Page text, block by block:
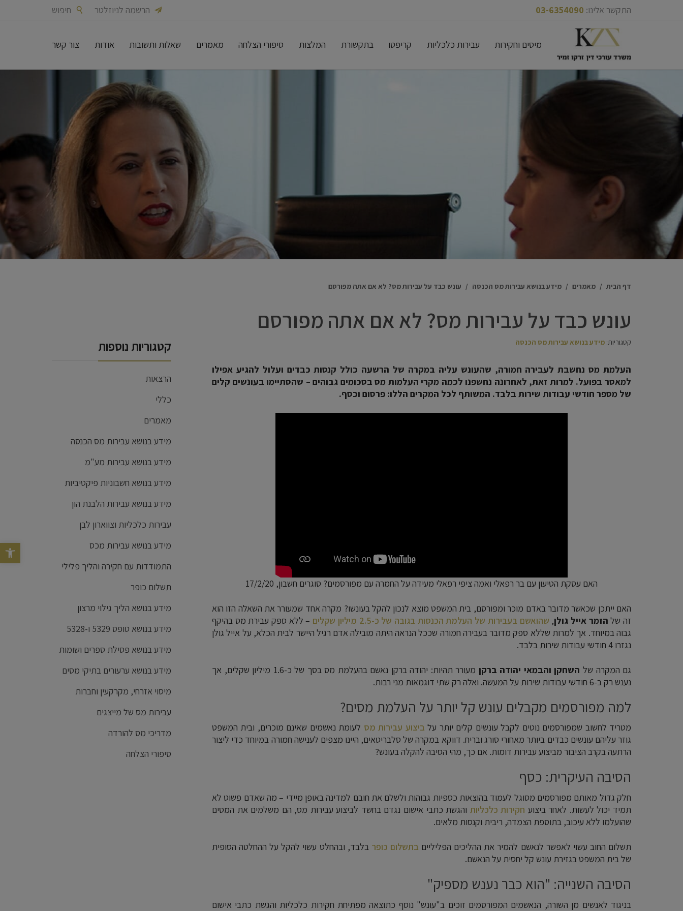
פתח סרגל
התקשר אלינו: 03-6354090
 הרשמה לניוזלטר  חיפוש
content
מיסים וחקירות עבירות כלכליות קריפטו בתקשורת המלצות סיפורי הצלחה מאמרים שאלות ותשובות אודות צור קשר
דף הבית / מאמרים / מידע בנושא עבירות מס הכנסה / עונש כבד על עבירות מס? לא אם אתה מפורסם
עונש כבד על עבירות מס? לא אם אתה מפורסם
קטגוריות: מידע בנושא עבירות מס הכנסה
העלמת מס נחשבת לעבירה חמורה, שהעונש עליה במקרה של הרשעה כולל קנסות כבדים ועלול להגיע אפילו
למאסר בפועל. למרות זאת, לאחרונה נחשפנו לכמה מקרי העלמות מס בסכומים גבוהים – שהסתיימו בעונשים קלים
של מספר חודשי עבודות שירות בלבד. המשותף לכל המקרים הללו: פרסום וכסף.
האם עסקת הטיעון עם בר רפאלי ואמה ציפי רפאלי מעידה על החמרה עם מפורסמים? סוגרים חשבון, 17/2/20
האם ייתכן שכאשר מדובר באדם מוכר ומפורסם, בית המשפט מוצא לנכון להקל בעונשו? מקרה אחד שמעורר את השאלה הזו הוא
זה של הזמר אייל גולן, שהואשם בעבירות של העלמת הכנסות בגובה של כ-2.5 מיליון שקלים
– ללא ספק עבירת מס בהיקף
גבוה במיוחד. אך למרות שללא ספק מדובר בעבירה חמורה שככל הנראה היתה מובילה אדם רגיל היישר לבית הכלא, על אייל גולן
נגזרו 4 חודשי עבודות שירות בלבד.
גם המקרה של השחקן והבמאי יהודה ברקן
מעורר תהיות: יהודה ברקן נאשם בהעלמת מס בסך של כ-1.6 מיליון שקלים, אך
נענש רק ב-6 חודשי עבודות שירות על המעשה. ואלה רק שתי דוגמאות מני רבות.
למה מפורסמים מקבלים עונש קל יותר על העלמת מסים?
מטריד לחשוב שמפורסמים נוטים לקבל עונשים קלים יותר על ביצוע עבירות מס לעומת נאשמים שאינם מוכרים, ובית המשפט
גוזר עליהם עונשים כבדים ביותר מאחורי סורג ובריח. דווקא במקרה של סלבריטאים, היינו מצפים לענישה חמורה במיוחד כדי ליצור
הרתעה בקרב הציבור מביצוע עבירות דומות. אם כך, מהי הסיבה להקלה בעונש?
הסיבה העיקרית: כסף
חלק גדול מאותם מפורסמים מסוגל לעמוד בהוצאות כספיות גבוהות ולשלם את חובם למדינה באופן מיידי – מה שאדם פשוט לא
תמיד יכול לעשות. לאחר ביצוע חקירות כלכליות והגשת כתבי אישום נגדם בחשד לביצוע עבירות מס, הם משלמים את המסים
שהועלמו ללא עיכוב, בתוספת הצמדה, ריבית וקנסות מלאים.
תשלום החוב עשוי לאפשר לנאשם להמיר את ההליכים הפליליים בתשלום כופר בלבד, ובהחלט עשוי להקל על ההחלטה הסופית
של בית המשפט בגזירת עונש קל יחסית על הנאשם.
הסיבה השנייה: "הוא כבר נענש מספיק"
בניגוד לאנשים מן השורה, הנאשמים המפורסמים זוכים ב"עונש" נוסף כתוצאה מפתיחת חקירות כלכליות והגשת כתבי אישום
קטגוריות נוספות
הרצאות
כללי
מאמרים
מידע בנושא עבירות מס הכנסה
מידע בנושא עבירות מע"מ
מידע בנושא חשבוניות פיקטיביות
מידע בנושא עבירות הלבנת הון
עבירות כלכליות וצווארון לבן
מידע בנושא עבירות מכס
התמודדות עם חקירה והליך פלילי
תשלום כופר
מידע בנושא הליך גילוי מרצון
מידע בנושא טופס 5329 ו-5328
מידע בנושא פסילת ספרים ושומות
מידע בנושא ערעורים בתיקי מסים
מיסוי אזרחי, מקרקעין וחברות
עבירות מס של מייצגים
מדריכי מס להורדה
סיפורי הצלחה